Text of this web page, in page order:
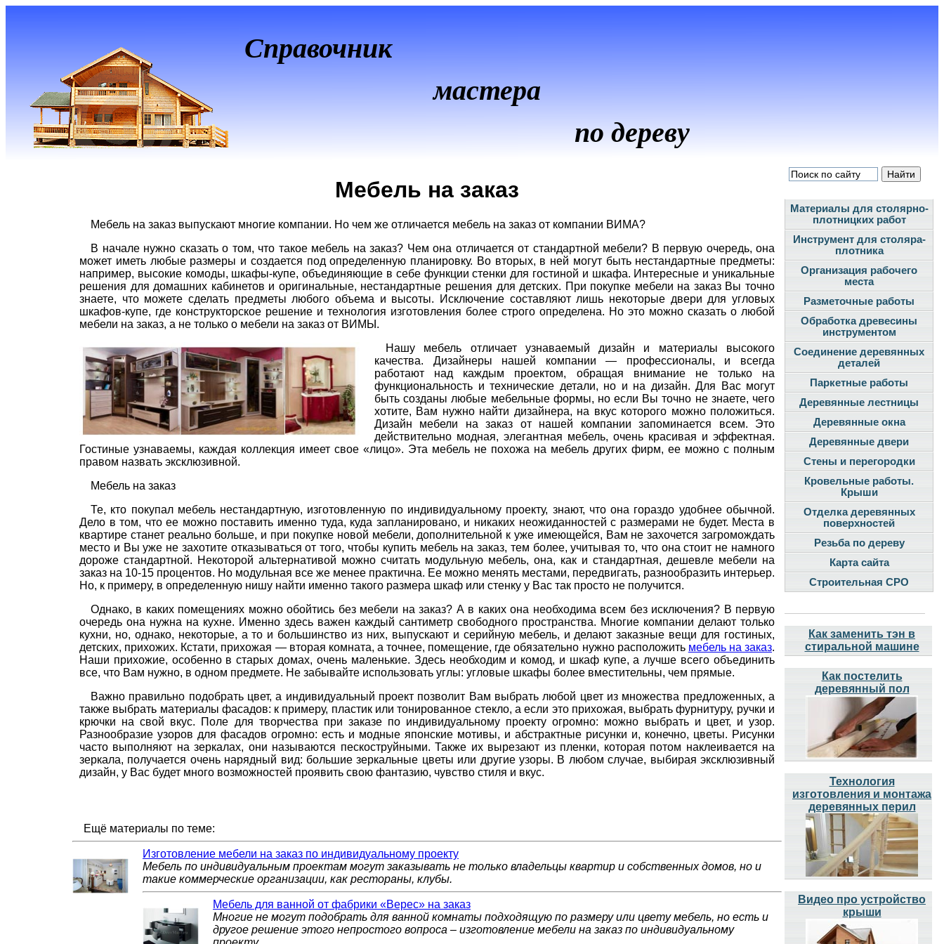
Справочник
мастера
по дереву
Мебель на заказ
Мебель на заказ выпускают многие компании. Но чем же отличается мебель на заказ от компании ВИМА?
В начале нужно сказать о том, что такое мебель на заказ? Чем она отличается от стандартной мебели? В первую очередь, она
может иметь любые размеры и создается под определенную планировку. Во вторых, в ней могут быть нестандартные предметы:
например, высокие комоды, шкафы-купе, объединяющие в себе функции стенки для гостиной и шкафа. Интересные и уникальные
решения для домашних кабинетов и оригинальные, нестандартные решения для детских. При покупке мебели на заказ Вы точно
знаете, что можете сделать предметы любого объема и высоты. Исключение составляют лишь некоторые двери для угловых
шкафов-купе, где конструкторское решение и технология изготовления более строго определена. Но это можно сказать о любой
мебели на заказ, а не только о мебели на заказ от ВИМЫ.
Нашу мебель отличает узнаваемый дизайн и материалы высокого
качества. Дизайнеры нашей компании — профессионалы, и всегда
работают над каждым проектом, обращая внимание не только на
функциональность и технические детали, но и на дизайн. Для Вас могут
быть созданы любые мебельные формы, но если Вы точно не знаете, чего
хотите, Вам нужно найти дизайнера, на вкус которого можно положиться.
Дизайн мебели на заказ от нашей компании запоминается всем. Это
действительно модная, элегантная мебель, очень красивая и эффектная.
Гостиные узнаваемы, каждая коллекция имеет свое «лицо». Эта мебель не похожа на мебель других фирм, ее можно с полным
правом назвать эксклюзивной.
Мебель на заказ
Те, кто покупал мебель нестандартную, изготовленную по индивидуальному проекту, знают, что она гораздо удобнее обычной.
Дело в том, что ее можно поставить именно туда, куда запланировано, и никаких неожиданностей с размерами не будет. Места в
квартире станет реально больше, и при покупке новой мебели, дополнительной к уже имеющейся, Вам не захочется загромождать
место и Вы уже не захотите отказываться от того, чтобы купить мебель на заказ, тем более, учитывая то, что она стоит не намного
дороже стандартной. Некоторой альтернативой можно считать модульную мебель, она, как и стандартная, дешевле мебели на
заказ на 10-15 процентов. Но модульная все же менее практична. Ее можно менять местами, передвигать, разнообразить интерьер.
Но, к примеру, в определенную нишу найти именно такого размера шкаф или стенку у Вас так просто не получится.
Однако, в каких помещениях можно обойтись без мебели на заказ? А в каких она необходима всем без исключения? В первую
очередь она нужна на кухне. Именно здесь важен каждый сантиметр свободного пространства. Многие компании делают только
кухни, но, однако, некоторые, а то и большинство из них, выпускают и серийную мебель, и делают заказные вещи для гостиных,
детских, прихожих. Кстати, прихожая — вторая комната, а точнее, помещение, где обязательно нужно расположить мебель на заказ.
Наши прихожие, особенно в старых домах, очень маленькие. Здесь необходим и комод, и шкаф купе, а лучше всего объединить
все, что Вам нужно, в одном предмете. Не забывайте использовать углы: угловые шкафы более вместительны, чем прямые.
Важно правильно подобрать цвет, а индивидуальный проект позволит Вам выбрать любой цвет из множества предложенных, а
также выбрать материалы фасадов: к примеру, пластик или тонированное стекло, а если это прихожая, выбрать фурнитуру, ручки и
крючки на свой вкус. Поле для творчества при заказе по индивидуальному проекту огромно: можно выбрать и цвет, и узор.
Разнообразие узоров для фасадов огромно: есть и модные японские мотивы, и абстрактные рисунки и, конечно, цветы. Рисунки
часто выполняют на зеркалах, они называются пескоструйными. Также их вырезают из пленки, которая потом наклеивается на
зеркала, получается очень нарядный вид: большие зеркальные цветы или другие узоры. В любом случае, выбирая эксклюзивный
дизайн, у Вас будет много возможностей проявить свою фантазию, чувство стиля и вкус.
Ещё материалы по теме:
Изготовление мебели на заказ по индивидуальному проекту
Мебель по индивидуальным проектам могут заказывать не только владельцы квартир и собственных домов, но и
такие коммерческие организации, как рестораны, клубы.
Мебель для ванной от фабрики «Верес» на заказ
Многие не могут подобрать для ванной комнаты подходящую по размеру или цвету мебель, но есть и
другое решение этого непростого вопроса – изготовление мебели на заказ по индивидуальному
Материалы для столярно-
плотницких работ
Инструмент для столяра-
плотника
Организация рабочего
места
Разметочные работы
Обработка древесины
инструментом
Соединение деревянных
деталей
Паркетные работы
Деревянные лестницы
Деревянные окна
Деревянные двери
Стены и перегородки
Кровельные работы.
Крыши
Отделка деревянных
поверхностей
Резьба по дереву
Карта сайта
Строительная СРО
Как заменить тэн в
стиральной машине
Как постелить
деревянный пол
Технология
изготовления и монтажа
деревянных перил
Видео про устройство
крыши